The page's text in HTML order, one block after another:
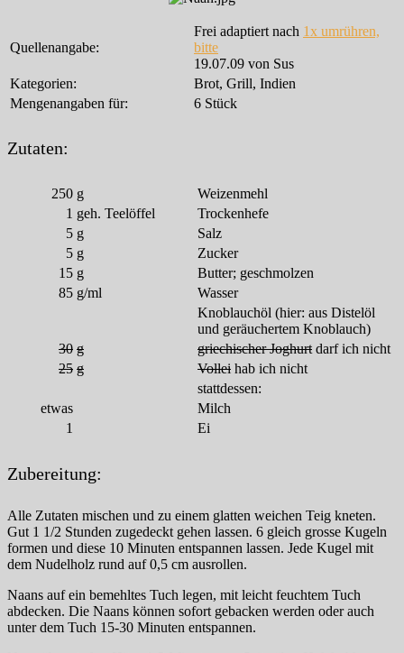
Quellenangabe:
Frei adaptiert nach 1x umrühren,
bitte
19.07.09 von Sus
Kategorien:
Brot, Grill, Indien
Mengenangaben für:
6 Stück
Zutaten:
250 g
Weizenmehl
1 geh. Teelöffel
Trockenhefe
5 g
Salz
5 g
Zucker
15 g
Butter; geschmolzen
85 g/ml
Wasser
Knoblauchöl (hier: aus Distelöl
und geräuchertem Knoblauch)
30 g griechischer Joghurt darf ich nicht
25 g Vollei hab ich nicht
stattdessen:
etwas
Milch
1
Ei
Zubereitung:
Alle Zutaten mischen und zu einem glatten weichen Teig kneten.
Gut 1 1/2 Stunden zugedeckt gehen lassen. 6 gleich grosse Kugeln
formen und diese 10 Minuten entspannen lassen. Jede Kugel mit
dem Nudelholz rund auf 0,5 cm ausrollen.
Naans auf ein bemehltes Tuch legen, mit leicht feuchtem Tuch
abdecken. Die Naans können sofort gebacken werden oder auch
unter dem Tuch 15-30 Minuten entspannen.